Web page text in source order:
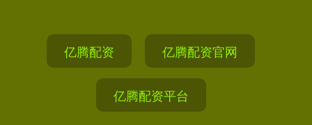
亿腾配资 亿腾配资官网
亿腾配资平台